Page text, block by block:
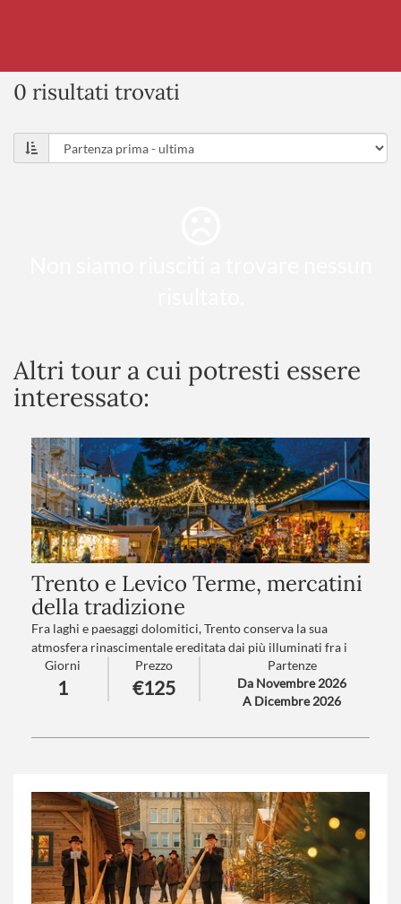
0 risultati trovati
Altri tour a cui potresti essere
interessato:
Trento e Levico Terme, mercatini
della tradizione
Fra laghi e paesaggi dolomitici, Trento conserva la sua
atmosfera rinascimentale ereditata dai più illuminati fra i
Principi Vescovi.
Levico vi trasporterà in un mondo incantato grazie al suo
lago e ai suoi mercatini nel Parco delle Terme degli Asburgo…
Giorni
1
Prezzo
€125
Partenze
Da Novembre 2026
A Dicembre 2026